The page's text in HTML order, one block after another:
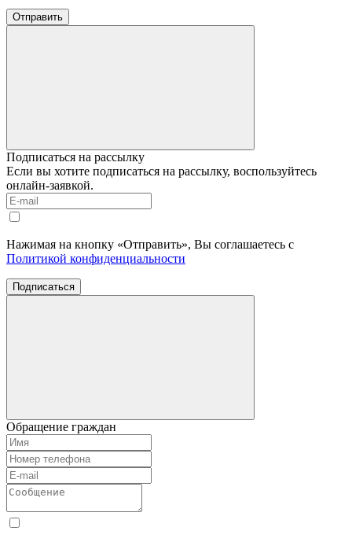
Отправить
Подписаться на рассылку
Если вы хотите подписаться на рассылку, воспользуйтесь
онлайн-заявкой.
Нажимая на кнопку «Отправить», Вы соглашаетесь с
Политикой конфиденциальности
Подписаться
Обращение граждан